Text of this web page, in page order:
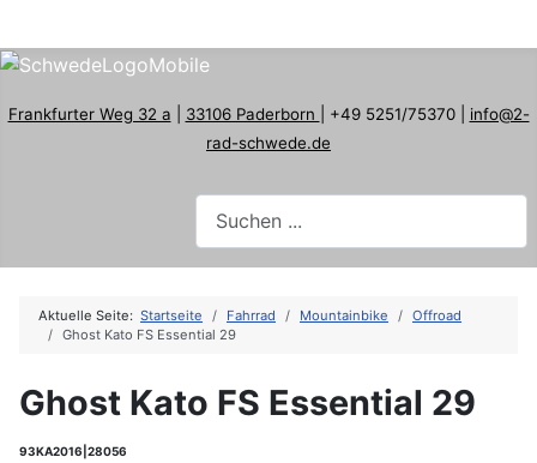
Frankfurter Weg 32 a 33106 Paderborn | +49 5251/75370 | info@2-
rad-schwede.de
Aktuelle Seite: Startseite Fahrrad Mountainbike
Offroad
Ghost Kato FS Essential 29
Ghost Kato FS Essential 29
93KA2016|28056